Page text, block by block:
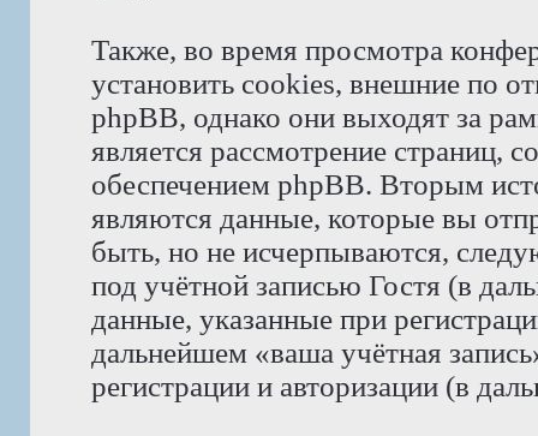
Также, во время просмотра
установить cookies, внешние по
phpBB, однако они выходят за
является рассмотрение страниц,
обеспечением phpBB. Вторым
являются данные, которые вы
быть, но не исчерпываются,
под учётной записью Гостя (в
данные, указанные при
дальнейшем «ваша учётная
регистрации и авторизации (в